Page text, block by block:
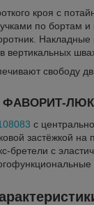
кроя с
по бортам и
вертикальных
свободу
ФАВОРИТ-
с
застёжкой на
бретели с